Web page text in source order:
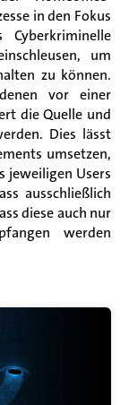
in den Fokus
um
zu können.
vor einer
die Quelle und
Dies lässt
umsetzen,
jeweiligen Users
ausschließlich
diese auch nur
werden